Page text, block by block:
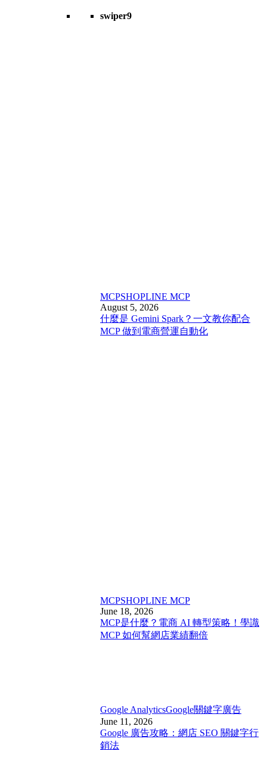
swiper9
MCPSHOPLINE MCP
August 5, 2026
什麼是 Gemini Spark？一文教你配合
MCP 做到電商營運自動化
MCPSHOPLINE MCP
June 18, 2026
MCP是什麼？電商 AI 轉型策略！學識
MCP 如何幫網店業績翻倍
Google AnalyticsGoogle關鍵字廣告
June 11, 2026
Google 廣告攻略：網店 SEO 關鍵字行
銷法